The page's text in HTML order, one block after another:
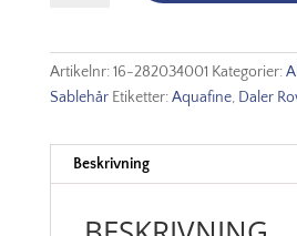
Round
Artikelnr:16-282034001 Kategorier:
Sablehår Etiketter:Aquafine, Daler
Beskrivning